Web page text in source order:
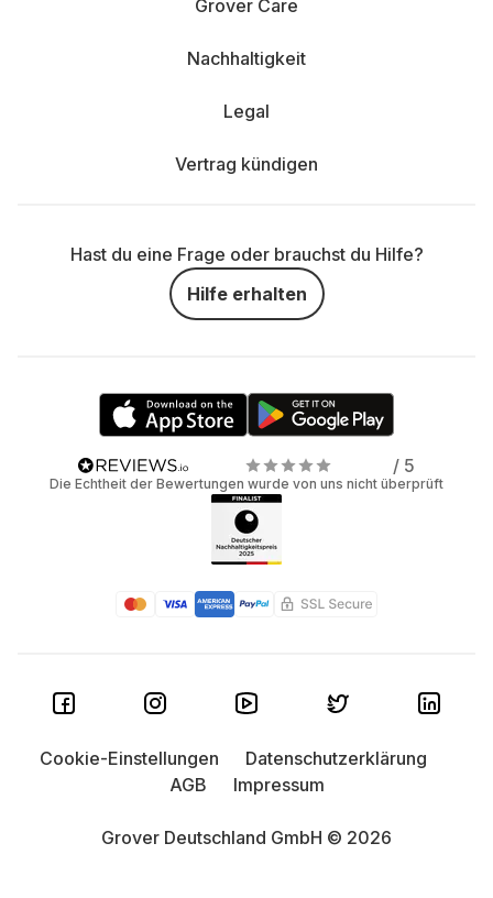
Grover Care
Nachhaltigkeit
Legal
Vertrag kündigen
Hast du eine Frage oder brauchst du Hilfe?
Hilfe erhalten
/ 5
Die Echtheit der Bewertungen wurde von uns nicht überprüft
Grover Deutschland GmbH © 2026
Cookie-Einstellungen
Datenschutzerklärung
AGB
Impressum